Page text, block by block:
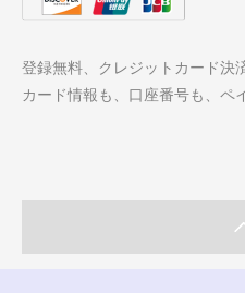
登録無料、クレジットカード決
カード情報も、口座番号も、ペ